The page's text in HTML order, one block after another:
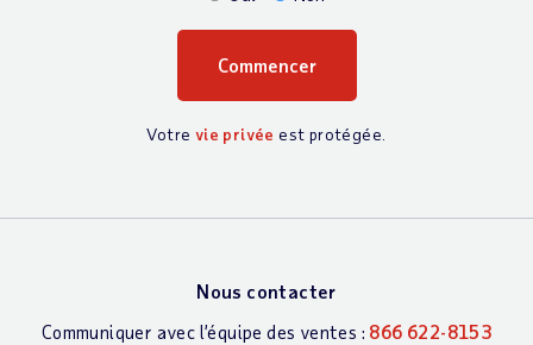
Votre vie privée est protégée.
Nous contacter
Communiquer avec l’équipe des ventes : 866 622-8153